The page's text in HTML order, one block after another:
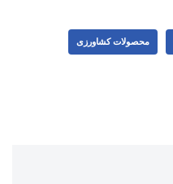
محصولات کشاورزی